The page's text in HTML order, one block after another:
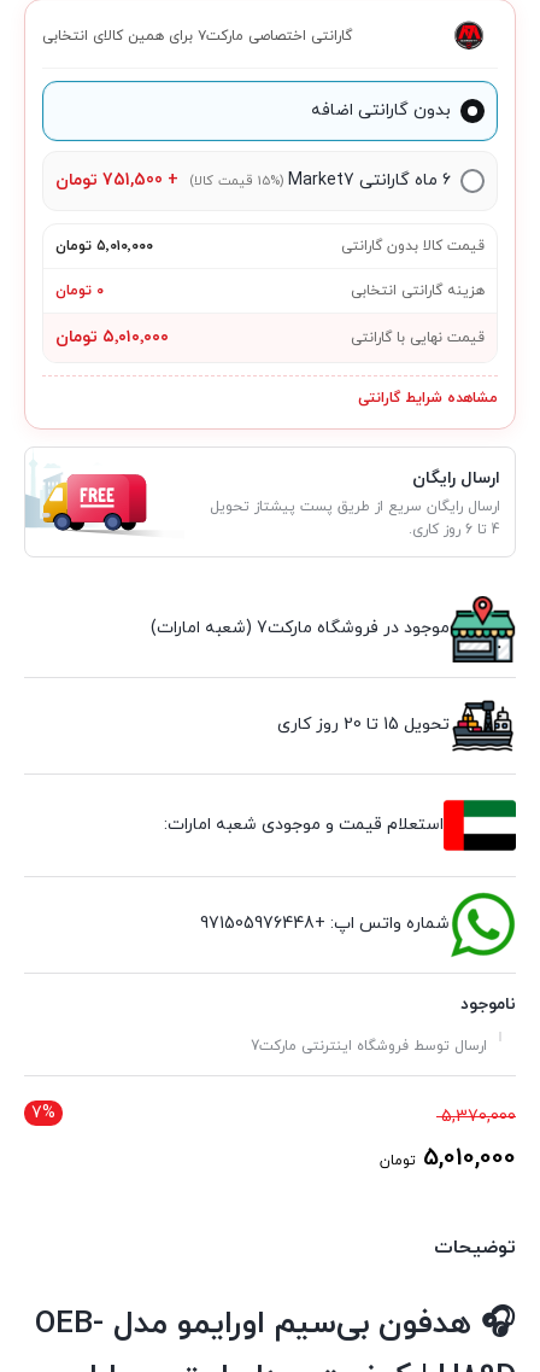
گارانتی اختصاصی مارکت۷ برای همین کالای انتخابی
بدون گارانتی اضافه
۶ ماه گارانتی Market7 (15% قیمت کالا) +
751,500 تومان
قیمت کالا بدون گارانتی ۵٬۰۱۰٬۰۰۰ تومان
هزینه گارانتی انتخابی ۰ تومان
قیمت نهایی با گارانتی ۵٬۰۱۰٬۰۰۰ تومان
مشاهده شرایط گارانتی
ارسال رایگان
ارسال رایگان سریع از طریق پست پیشتاز تحویل
4 تا 6 روز کاری.
موجود در فروشگاه مارکت7 (شعبه امارات)
تحویل 15 تا 20 روز کاری
استعلام قیمت و موجودی شعبه امارات:
شماره واتس اپ: +971505976448
ناموجود
ارسال توسط فروشگاه اینترنتی مارکت7
7% 5,370,000قیمت
اصلی5,010,000 تومان
توضیحات
🎧
هدفون بی‌سیم اورایمو مدل OEB-